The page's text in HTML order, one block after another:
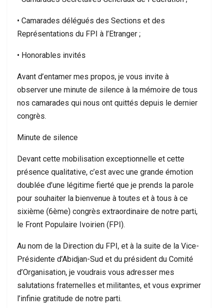
• Camarades délégués des Sections et des
Représentations du FPI à l’Etranger ;
• Honorables invités
Avant d’entamer mes propos, je vous invite à
observer une minute de silence à la mémoire de tous
nos camarades qui nous ont quittés depuis le dernier
congrès.
Minute de silence
Devant cette mobilisation exceptionnelle et cette
présence qualitative, c’est avec une grande émotion
doublée d’une légitime fierté que je prends la parole
pour souhaiter la bienvenue à toutes et à tous à ce
sixième (6ème) congrès extraordinaire de notre parti,
le Front Populaire Ivoirien (FPI).
Au nom de la Direction du FPI, et à la suite de la Vice-
Présidente d’Abidjan-Sud et du président du Comité
d’Organisation, je voudrais vous adresser mes
salutations fraternelles et militantes, et vous exprimer
l’infinie gratitude de notre parti.